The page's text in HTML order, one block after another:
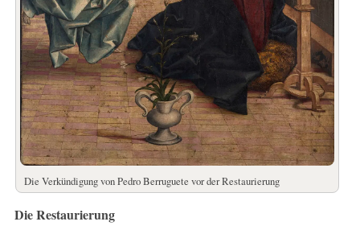
Die Verkündigung von Pedro Berruguete vor der Restaurierung
Die Restaurierung